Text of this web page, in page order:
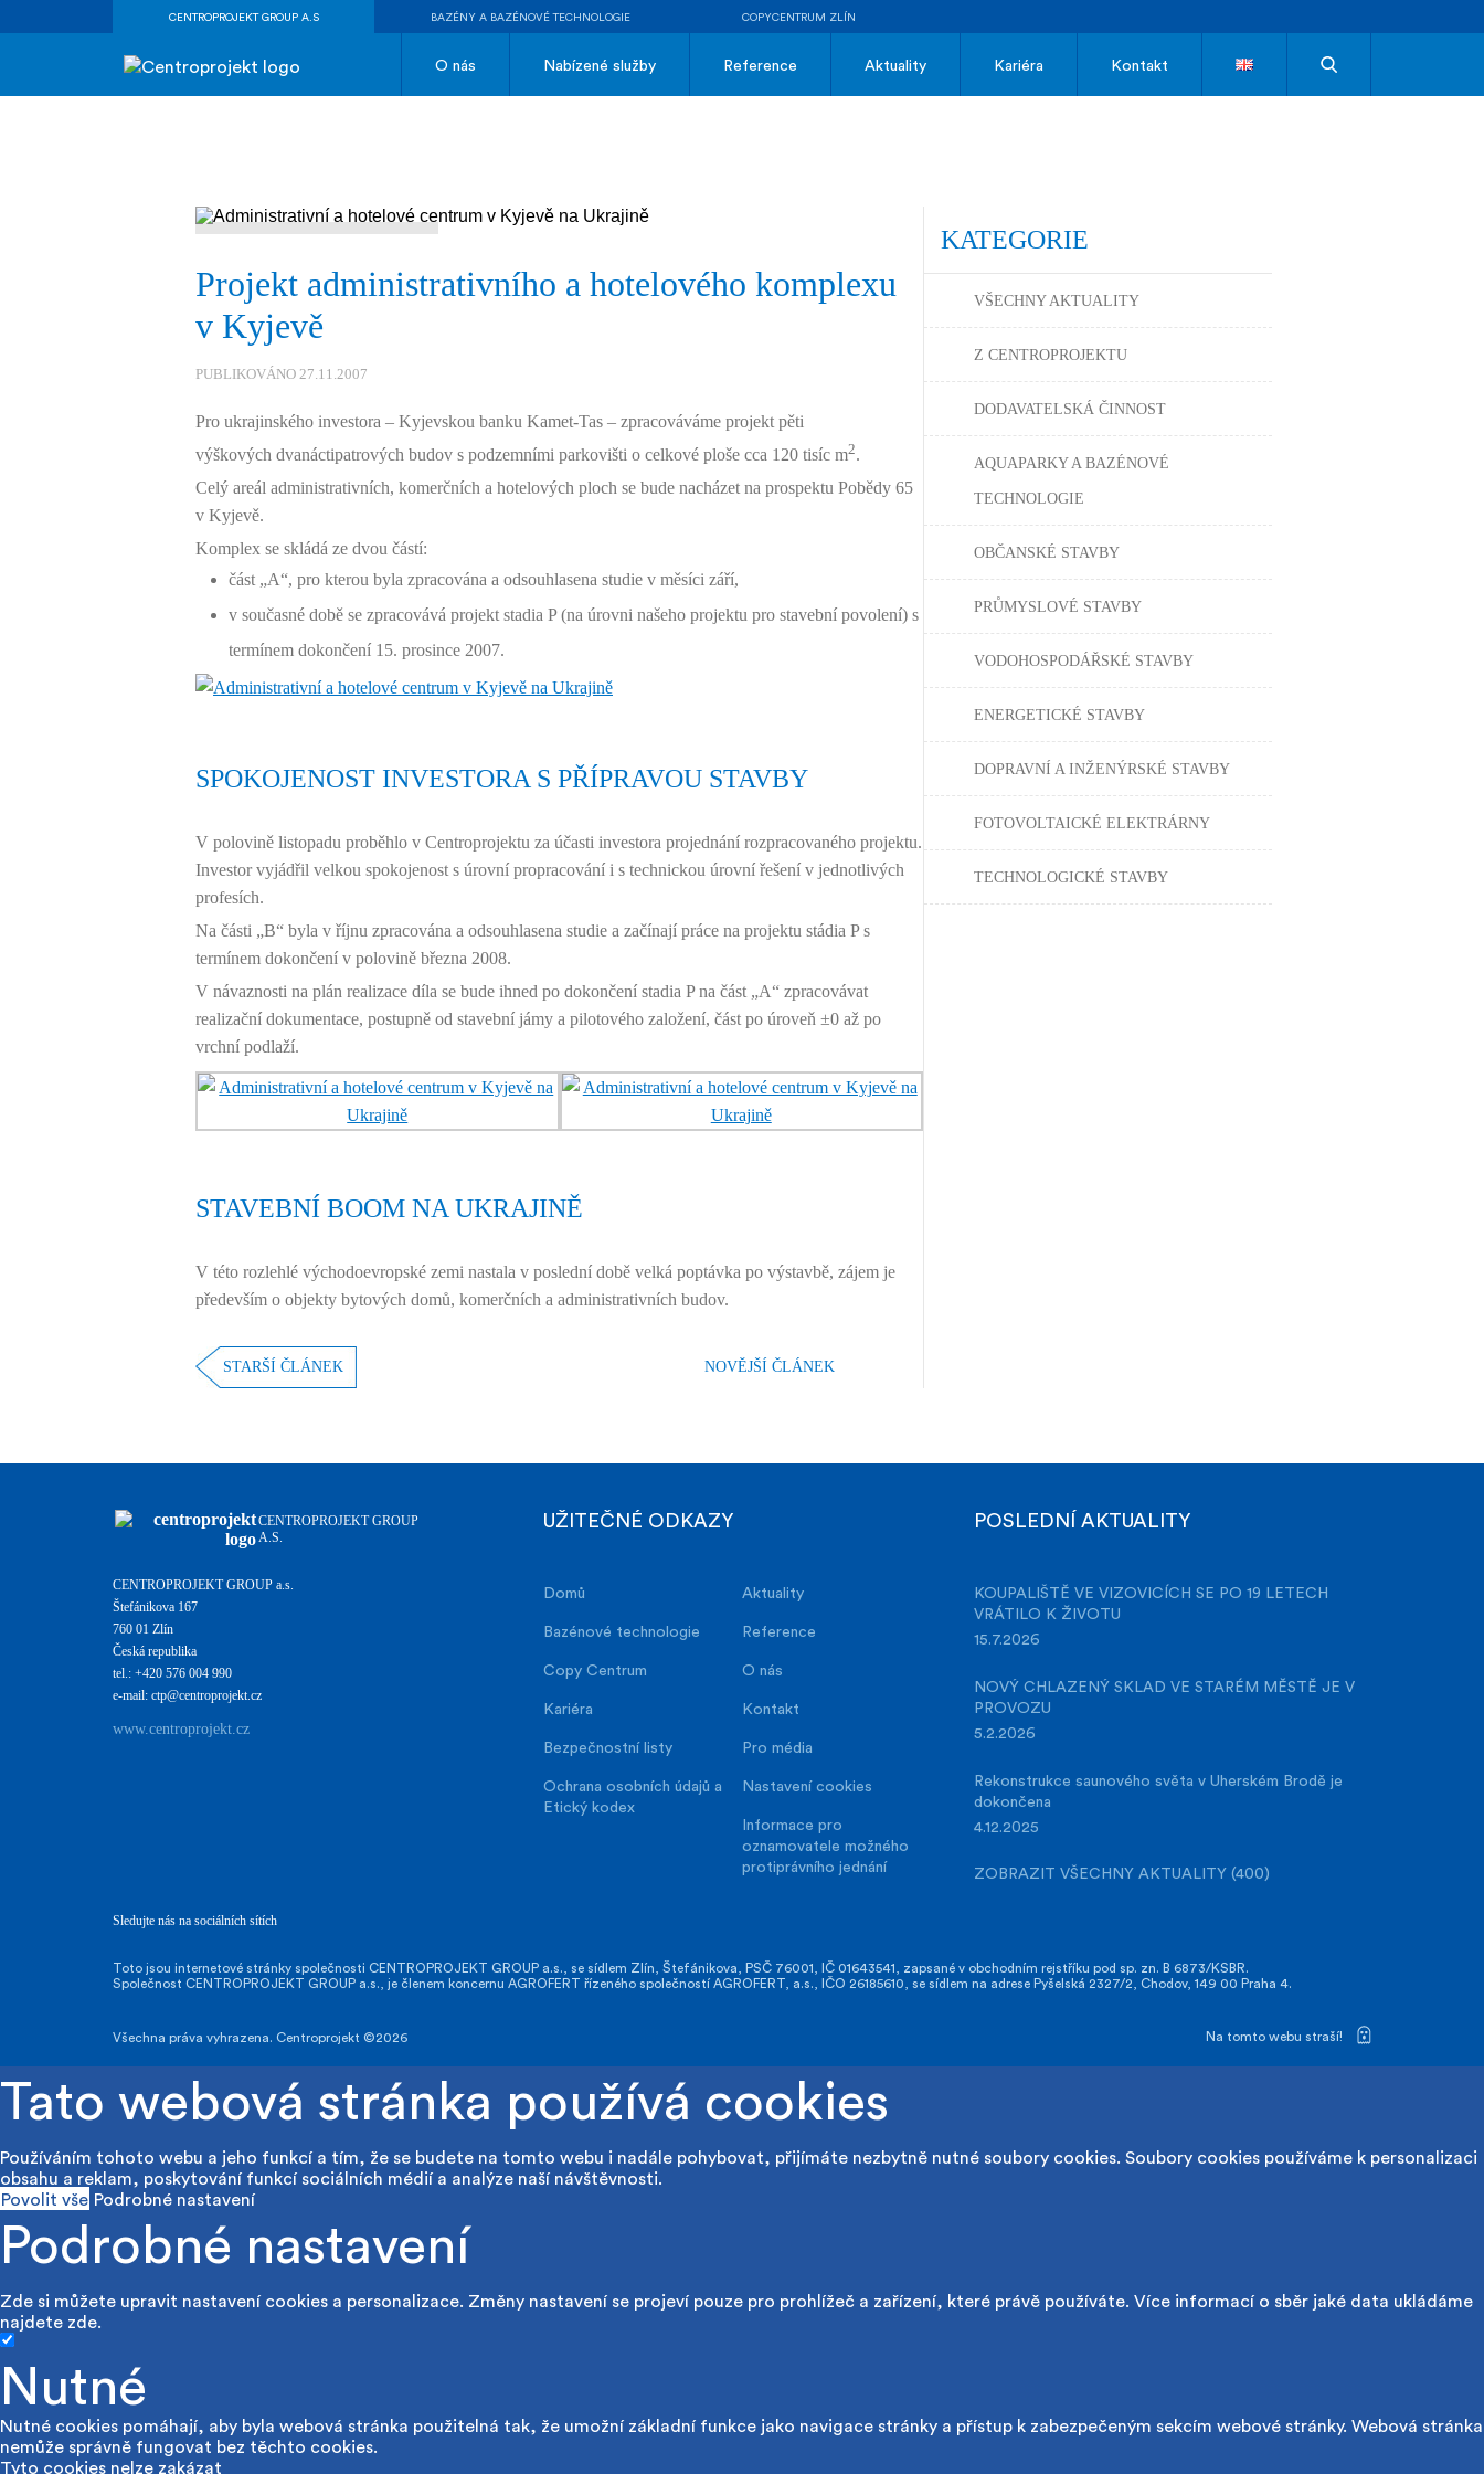
CENTROPROJEKT GROUP A.S BAZÉNY A BAZÉNOVÉ TECHNOLOGIE COPYCENTRUM ZLÍN
O nás Nabízené služby Reference Aktuality Kariéra Kontakt
Projekt administrativního a hotelového komplexu
v Kyjevě
PUBLIKOVÁNO 27.11.2007
Pro ukrajinského investora – Kyjevskou banku Kamet-Tas – zpracováváme projekt pěti
výškových dvanáctipatrových budov s podzemními parkovišti o celkové ploše cca 120 tisíc m2.
Celý areál administrativních, komerčních a hotelových ploch se bude nacházet na prospektu Pobědy 65
v Kyjevě.
Komplex se skládá ze dvou částí:
část „A“, pro kterou byla zpracována a odsouhlasena studie v měsíci září,
v současné době se zpracovává projekt stadia P (na úrovni našeho projektu pro stavební povolení) s
termínem dokončení 15. prosince 2007.
SPOKOJENOST INVESTORA S PŘÍPRAVOU STAVBY
V polovině listopadu proběhlo v Centroprojektu za účasti investora projednání rozpracovaného projektu.
Investor vyjádřil velkou spokojenost s úrovní propracování i s technickou úrovní řešení v jednotlivých
profesích.
Na části „B“ byla v říjnu zpracována a odsouhlasena studie a začínají práce na projektu stádia P s
termínem dokončení v polovině března 2008.
V návaznosti na plán realizace díla se bude ihned po dokončení stadia P na část „A“ zpracovávat
realizační dokumentace, postupně od stavební jámy a pilotového založení, část po úroveň ±0 až po
vrchní podlaží.
STAVEBNÍ BOOM NA UKRAJINĚ
V této rozlehlé východoevropské zemi nastala v poslední době velká poptávka po výstavbě, zájem je
především o objekty bytových domů, komerčních a administrativních budov.
STARŠÍ ČLÁNEK NOVĚJŠÍ ČLÁNEK
KATEGORIE
VŠECHNY AKTUALITY
Z CENTROPROJEKTU
DODAVATELSKÁ ČINNOST
AQUAPARKY A BAZÉNOVÉ
TECHNOLOGIE
OBČANSKÉ STAVBY
PRŮMYSLOVÉ STAVBY
VODOHOSPODÁŘSKÉ STAVBY
ENERGETICKÉ STAVBY
DOPRAVNÍ A INŽENÝRSKÉ STAVBY
FOTOVOLTAICKÉ ELEKTRÁRNY
TECHNOLOGICKÉ STAVBY
CENTROPROJEKT GROUP
A.S.
CENTROPROJEKT GROUP a.s.
Štefánikova 167
760 01 Zlín
Česká republika
tel.: +420 576 004 990
e-mail: ctp@centroprojekt.cz
www.centroprojekt.cz
UŽITEČNÉ ODKAZY
Domů Aktuality
Bazénové technologie Reference
Copy Centrum O nás
Kariéra Kontakt
Bezpečnostní listy Pro média
Ochrana osobních údajů a
Etický kodex
Nastavení cookies
Informace pro
oznamovatele možného
protiprávního jednání
POSLEDNÍ AKTUALITY
KOUPALIŠTĚ VE VIZOVICÍCH SE PO 19 LETECH
VRÁTILO K ŽIVOTU
15.7.2026
NOVÝ CHLAZENÝ SKLAD VE STARÉM MĚSTĚ JE V
PROVOZU
5.2.2026
Rekonstrukce saunového světa v Uherském Brodě je
dokončena
4.12.2025
ZOBRAZIT VŠECHNY AKTUALITY (400)
Sledujte nás na sociálních sítích
Toto jsou internetové stránky společnosti CENTROPROJEKT GROUP a.s., se sídlem Zlín, Štefánikova, PSČ 76001, IČ 01643541, zapsané v obchodním rejstříku pod sp. zn. B 6873/KSBR.
Společnost CENTROPROJEKT GROUP a.s., je členem koncernu AGROFERT řízeného společností AGROFERT, a.s., IČO 26185610, se sídlem na adrese Pyšelská 2327/2, Chodov, 149 00 Praha 4.
Všechna práva vyhrazena. Centroprojekt ©2026 Na tomto webu straší!
Tato webová stránka používá cookies
Používáním tohoto webu a jeho funkcí a tím, že se budete na tomto webu i nadále pohybovat, přijímáte nezbytně nutné soubory cookies. Soubory cookies používáme k personalizaci
obsahu a reklam, poskytování funkcí sociálních médií a analýze naší návštěvnosti.
Povolit vše Podrobné nastavení
Podrobné nastavení
Zde si můžete upravit nastavení cookies a personalizace. Změny nastavení se projeví pouze pro prohlížeč a zařízení, které právě používáte. Více informací o sběr jaké data ukládáme
najdete zde
Nutné
Nutné cookies pomáhají, aby byla webová stránka použitelná tak, že umožní základní funkce jako navigace stránky a přístup k zabezpečeným sekcím webové stránky. Webová stránka
nemůže správně fungovat bez těchto cookies.
Tyto cookies nelze zakázat